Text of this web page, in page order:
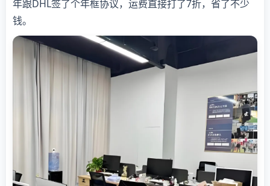
年跟DHL签了个年框协议，运费直接打了7折，省了不少
钱。